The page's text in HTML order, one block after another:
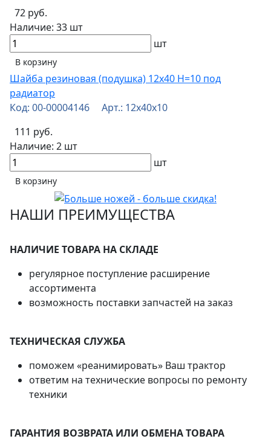
72 руб.
Наличие: 33 шт
шт
В корзину
Шайба резиновая (подушка) 12х40 H=10 под
радиатор
Код: 00-00004146 Арт.: 12х40х10
111 руб.
Наличие: 2 шт
шт
В корзину
НАШИ ПРЕИМУЩЕСТВА
НАЛИЧИЕ ТОВАРА НА СКЛАДЕ
регулярное поступление расширение
ассортимента
возможность поставки запчастей на заказ
ТЕХНИЧЕСКАЯ СЛУЖБА
поможем «реанимировать» Ваш трактор
ответим на технические вопросы по ремонту
техники
ГАРАНТИЯ ВОЗВРАТА ИЛИ ОБМЕНА ТОВАРА